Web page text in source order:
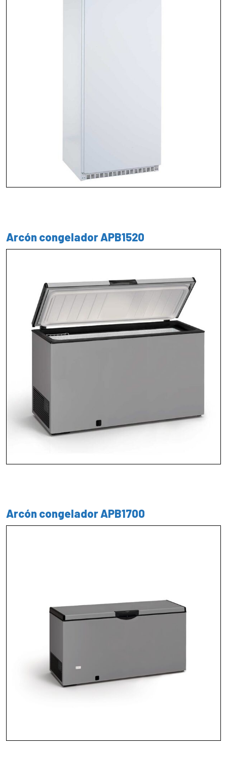
Arcón congelador APB1520
Arcón congelador APB1700